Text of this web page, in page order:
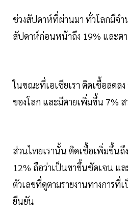
ช่วงสัปดาห์ที่ผ่านมา ทั่วโลกมีจำ
สัปดาห์ก่อนหน้าถึง 19% และต
ในขณะที่เอเชียเรา ติดเชื้อลดลง
ของโลก และมีตายเพิ่มขึ้น 7%
ส่วนไทยเรานั้น ติดเชื้อเพิ่มขึ้น
12% ถือว่าเป็นขาขึ้นชัดเจน แ
ตัวเลขที่ดูตามรายงานทางการที่
ยืนยัน